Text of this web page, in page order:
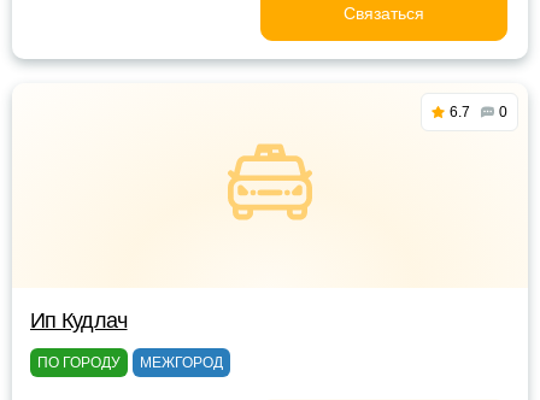
Связаться
6.7 0
Ип Кудлач
ПО ГОРОДУ МЕЖГОРОД